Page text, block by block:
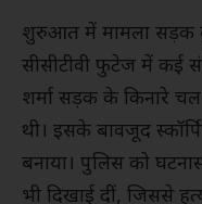
शुरुआत में मामला सड़क
सीसीटीवी फुटेज में कई
शर्मा सड़क के किनारे
थी। इसके बावजूद
बनाया। पुलिस को
भी दिखाई दीं, जिससे